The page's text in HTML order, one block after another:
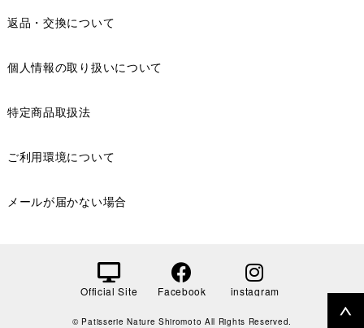
返品・交換について
個人情報の取り扱いについて
特定商品取扱法
ご利用環境について
メールが届かない場合
Official Site Facebook instagram
© Patisserie Nature Shiromoto All Rights Reserved.